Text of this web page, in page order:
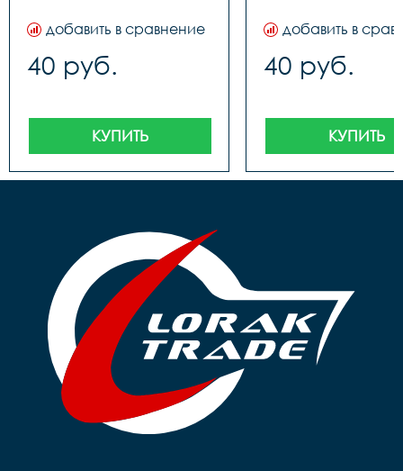
добавить в сравнение
40 руб.
КУПИТЬ
добавить в
40 руб.
КУПИТЬ